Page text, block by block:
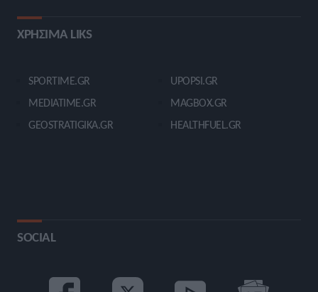
ΧΡΗΣΙΜΑ LIKS
SPORTIME.GR
MEDIATIME.GR
GEOSTRATIGIKA.GR
UPOPSI.GR
MAGBOX.GR
HEALTHFUEL.GR
SOCIAL